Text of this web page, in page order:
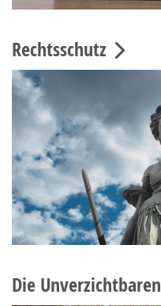
Rechtsschutz
Die Unverzichtbaren